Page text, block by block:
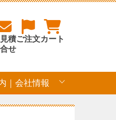
積
せ
ご注文カート
｜会社情報